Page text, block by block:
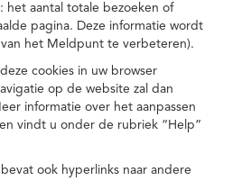
het aantal totale bezoeken of
pagina. Deze informatie wordt
het Meldpunt te verbeteren).
cookies in uw browser
op de website zal dan
informatie over het aanpassen
vindt u onder de rubriek “Help”
ook hyperlinks naar andere